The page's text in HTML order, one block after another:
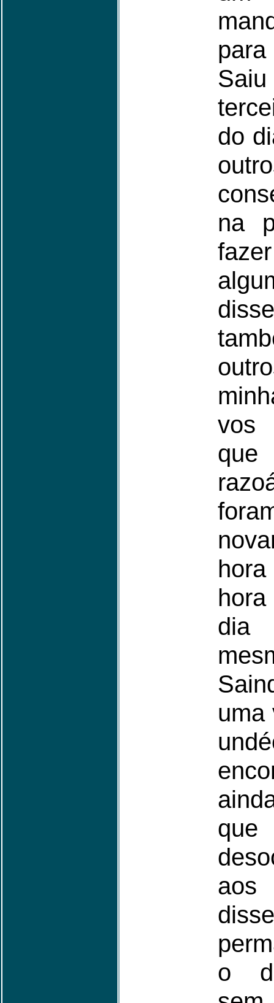
do
na
vos
dia
uma
que
o